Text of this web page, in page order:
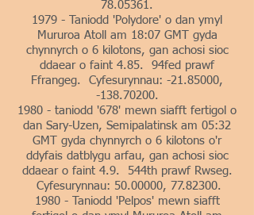
78.05361 .
1979 - Taniodd 'Polydore' o dan ymyl
Mururoa Atoll am 18:07 GMT gyda
chynnyrch o 6 kilotons, gan achosi sioc
ddaear o faint 4.85. 94fed prawf
Ffrangeg. Cyfesurynnau: -21.85000,
-138.70200.
1980 - taniodd '678' mewn siafft fertigol o
dan Sary-Uzen, Semipalatinsk am 05:32
GMT gyda chynnyrch o 6 kilotons o'r
ddyfais datblygu arfau, gan achosi sioc
ddaear o faint 4.9. 544th prawf Rwseg.
Cyfesurynnau: 50.00000, 77.82300.
1980 - Taniodd 'Pelpos' mewn siafft